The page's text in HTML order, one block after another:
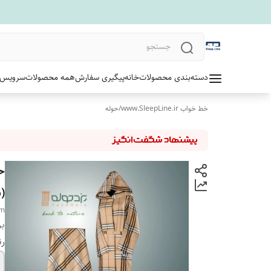
دسته‌بندی محصولاتخانهپیگیری سفارشهمه محصولات
خط خواب www.SleepLine.ir /حوله